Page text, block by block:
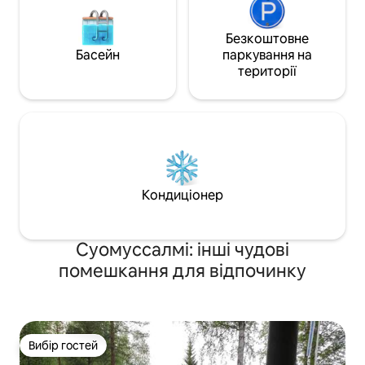
Басейн
Безкоштовне
паркування на
території
Кондиціонер
Суомуссалмі: інші чудові
помешкання для відпочинку
Вибір гостей
Вибір гостей